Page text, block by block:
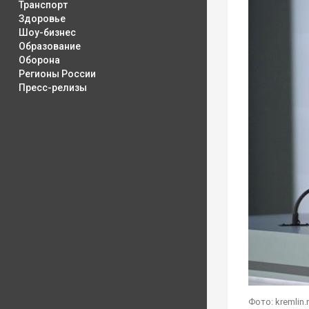
Транспорт
Здоровье
Шоу-бизнес
Образование
Оборона
Регионы России
Пресс-релизы
Фото: